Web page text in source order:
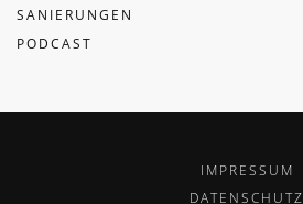
SANIERUNGEN
PODCAST
IMPRESSUM
DATENSCHUTZ